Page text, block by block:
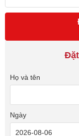
Họ và tên
Ngày